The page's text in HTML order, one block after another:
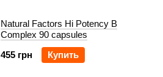
Natural Factors Hi Potency B
Complex 90 capsules
455 грн
Купить